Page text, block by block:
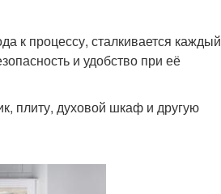
к процессу, сталкивается каждый
и удобство при её
плиту, духовой шкаф и другую